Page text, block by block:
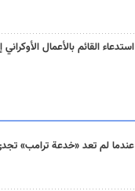
استدعاء القائم بالأعمال
عندما لم تعد «خدعة ترامب»